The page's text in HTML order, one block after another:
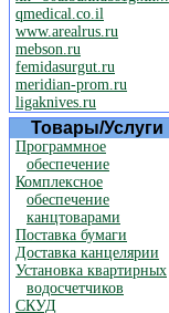
qmedical.co.il
www.arealrus.ru
mebson.ru
femidasurgut.ru
meridian-prom.ru
ligaknives.ru
Товары/Услуги
Программное
обеспечение
Комплексное
обеспечение
канцтоварами
Поставка бумаги
Доставка канцелярии
Установка квартирных
водосчетчиков
СКУД